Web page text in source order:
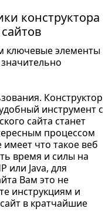
конструктора
ключевые элементы
Конструктор
инструмент с
сайта станет
процессом
имеет что такое веб
время и силы на
или Java, для
Вам это не
инструкциям и
в кратчайшие